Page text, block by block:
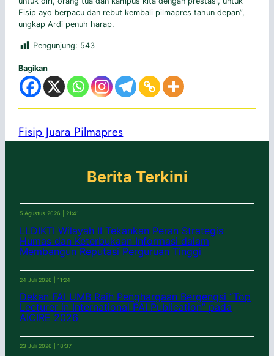
Fisip ayo berpacu dan rebut kembali pilmapres tahun depan”,
ungkap Ardi penuh harap.
Pengunjung: 543
Bagikan
Fisip Juara Pilmapres
Berita Terkini
5 Agustus 2026 | 21:41
LLDIKTI Wilayah II Tekankan Peran Strategis
Humas dan Keterbukaan Informasi dalam
Membangun Reputasi Perguruan Tinggi
24 Juli 2026 | 11:24
Dekan FAI UMB Raih Penghargaan Bergengsi “Top
Lecturer in International PAI Publication” pada
AICIRE 2026
23 Juli 2026 | 18:37